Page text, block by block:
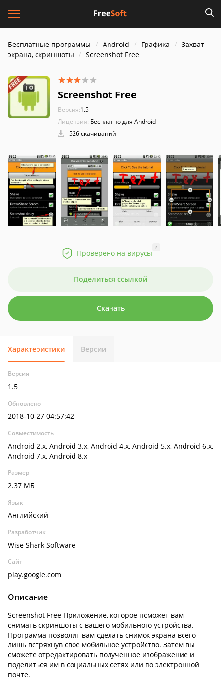
Бесплатные программы Android Графика
Захват
экрана, скриншоты
Screenshot Free
Screenshot Free
Версия:1.5
Лицензия: Бесплатно для Android
526 скачиваний
Проверено на вирусы
?
Поделиться ссылкой
Скачать
Характеристики Версии
Версия
1.5
Обновлено
2018-10-27 04:57:42
Совместимость
Android 2.x, Android 3.x, Android 4.x, Android 5.x, Android 6.x,
Android 7.x, Android 8.x
Размер
2.37 МБ
Язык
Английский
Разработчик
Wise Shark Software
Сайт
play.google.com
Описание
Screenshot Free Приложение, которое поможет вам
снимать скриншоты с вашего мобильного устройства.
Программа позволит вам сделать снимок экрана всего
лишь встряхнув свое мобильное устройство. Затем вы
сможете отредактировать полученное изображение и
поделиться им в социальных сетях или по электронной
почте.